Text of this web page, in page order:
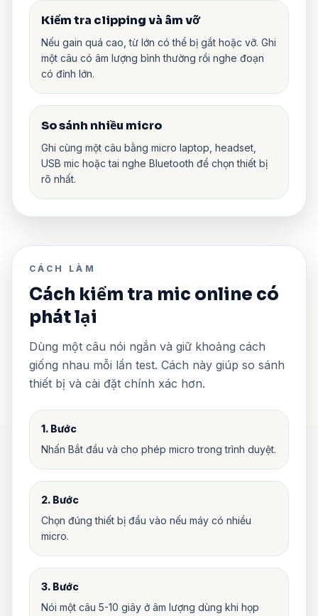
Kiểm tra clipping và âm vỡ
Nếu gain quá cao, từ lớn có thể bị gắt hoặc vỡ. Ghi
một câu có âm lượng bình thường rồi nghe đoạn
có đỉnh lớn.
So sánh nhiều micro
Ghi cùng một câu bằng micro laptop, headset,
USB mic hoặc tai nghe Bluetooth để chọn thiết bị
rõ nhất.
CÁCH LÀM
Cách kiểm tra mic online có
phát lại
Dùng một câu nói ngắn và giữ khoảng cách
giống nhau mỗi lần test. Cách này giúp so sánh
thiết bị và cài đặt chính xác hơn.
1. Bước
Nhấn Bắt đầu và cho phép micro trong trình duyệt.
2. Bước
Chọn đúng thiết bị đầu vào nếu máy có nhiều
micro.
3. Bước
Nói một câu 5-10 giây ở âm lượng dùng khi họp